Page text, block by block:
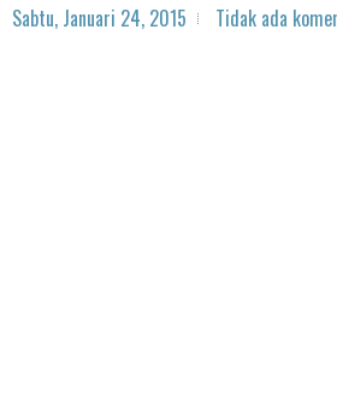
Sabtu, Januari 24, 2015 Tidak ada